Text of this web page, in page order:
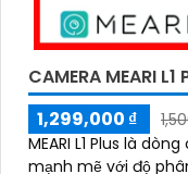
CAMERA MEARI
1,299,000 ₫
MEARI L1 Plus là
mạnh mẽ với độ